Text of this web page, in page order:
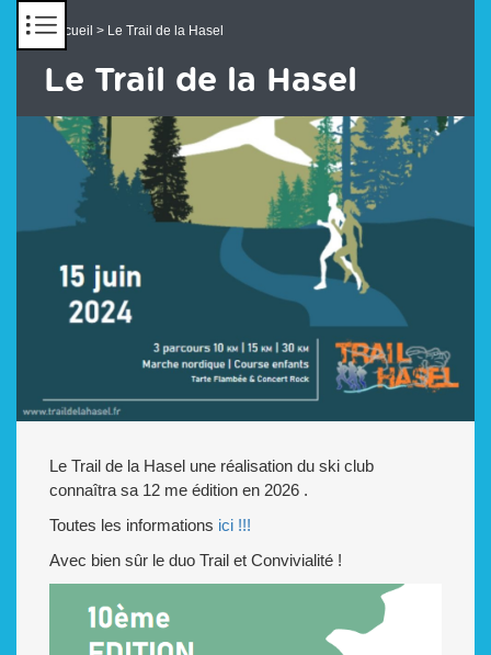
Accueil > Le Trail de la Hasel
Le Trail de la Hasel
Le Trail de la Hasel une réalisation du ski club
connaîtra sa 12 me édition en 2026 .
Toutes les informations ici !!!
Avec bien sûr le duo Trail et Convivialité !